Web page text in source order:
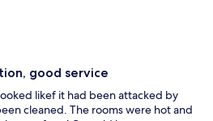
good service
likef it had been attacked by
cleaned. The rooms were hot and